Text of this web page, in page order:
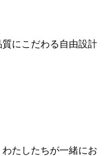
にこだわる自由設計
たしたちが一緒にお